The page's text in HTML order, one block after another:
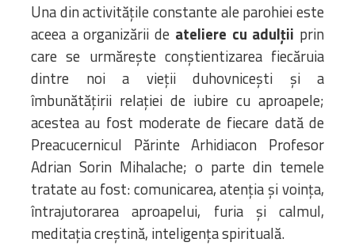
Una din activitățile constante ale parohiei este
aceea a organizării de ateliere cu adulții prin
care se urmărește conștientizarea fiecăruia
dintre noi a vieții duhovnicești și a
îmbunătățirii relației de iubire cu aproapele;
acestea au fost moderate de fiecare dată de
Preacucernicul Părinte Arhidiacon Profesor
Adrian Sorin Mihalache; o parte din temele
tratate au fost: comunicarea, atenția și voința,
întrajutorarea aproapelui, furia și calmul,
meditația creștină, inteligența spirituală.